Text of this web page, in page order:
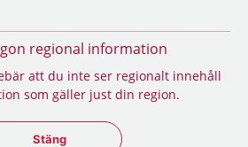
regional information
att du inte ser regionalt innehåll
som gäller just din region.
Stäng regionsväljaren
Stäng